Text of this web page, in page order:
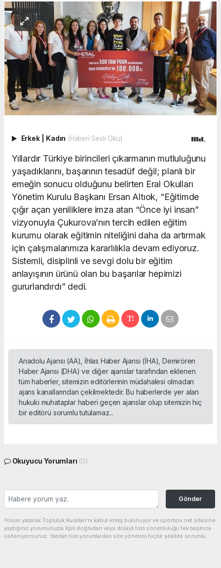
Erkek Kadın (Haberi Sesli Oku)
Yıllardır Türkiye birincileri çıkarmanın mutluluğunu
yaşadıklarını, başarının tesadüf değil; planlı bir
emeğin sonucu olduğunu belirten Eral Okulları
Yönetim Kurulu Başkanı Ersan Altıok, “Eğitimde
çığır açan yeniliklere imza atan “Önce iyi insan”
vizyonuyla Çukurova’nın tercih edilen eğitim
kurumu olarak eğitimin niteliğini daha da artırmak
için çalışmalarımıza kararlılıkla devam ediyoruz.
Sistemli, disiplinli ve sevgi dolu bir eğitim
anlayışının ürünü olan bu başarılar hepimizi
gururlandırdı” dedi.
Anadolu Ajansı (AA), İhlas Haber Ajansı (İHA), Demirören
Haber Ajansı (DHA) ve diğer ajanslar tarafından eklenen
tüm haberler, sitemizin editörlerinin müdahalesi olmadan
ajans kanallarından çekilmektedir. Bu haberlerde yer alan
hukuki muhataplar haberi geçen ajanslar olup sitemizin hiç
bir editörü sorumlu tutulamaz...
Okuyucu Yorumları (0)
Gönder
Yorum yazarak Topluluk Kuralları’nı kabul etmiş bulunuyor ve sporbox.net sitesine
yaptığınız yorumunuzla ilgili doğrudan veya dolaylı tüm sorumluluğu tek başınıza
üstleniyorsunuz. Yazılan tüm yorumlardan site yönetimi hiçbir şekilde sorumlu